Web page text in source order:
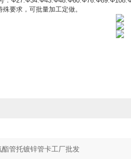
要求，可批量加工定做。